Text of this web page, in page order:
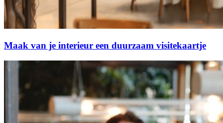
Maak van je interieur een duurzaam visitekaartje